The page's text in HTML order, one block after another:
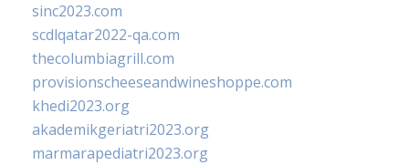
sinc2023.com
scdlqatar2022-qa.com
thecolumbiagrill.com
provisionscheeseandwineshoppe.com
khedi2023.org
akademikgeriatri2023.org
marmarapediatri2023.org